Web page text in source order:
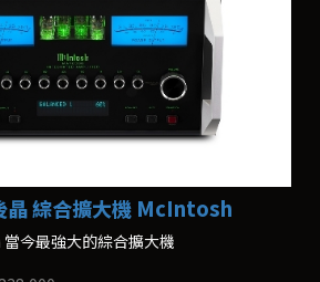
晶 綜合擴大機 McIntosh
今最強大的綜合擴大機